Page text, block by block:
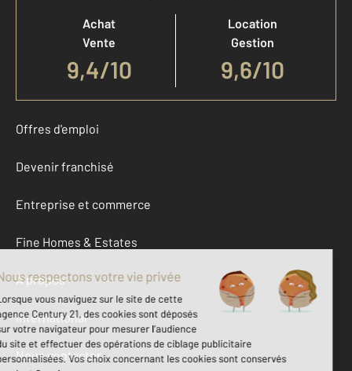
Achat
Vente
9,4/10
Location
Gestion
9,6/10
Offres d'emploi
Devenir franchisé
Entreprise et commerce
Fine Homes & Estates
À propos
International
Nous contacter